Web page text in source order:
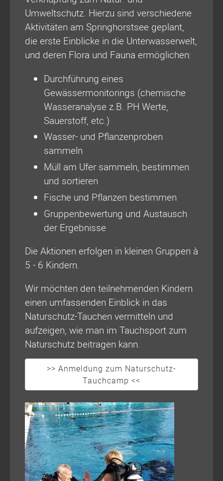
Umweltschutz. Hierzu sind verschiedene
Aktivitäten am Springhorstsee geplant,
die erste Einblicke in die Unterwasserwelt,
und deren Flora und Fauna ermöglichen:
Durchführung eines
Gewässermonitorings (chemische
Wasseranalyse z.B. PH Werte,
Sauerstoff, etc.)
Wasser- und Pflanzenproben
sammeln
Müll am Ufer sammeln, bestimmen
und sortieren
Fische und Pflanzen bestimmen
Gruppenbewertung und Austausch
der Ergebnisse
Die Aktionen erfolgen in kleinen Gruppen à
5 - 6 Kindern.
Wir möchten den teilnehmenden Kindern
einen umfassenden Einblick in das
Naturschutz-Tauchen vermitteln und
aufzeigen, wie man im Tauchsport zum
Naturschutz beitragen kann.
>> Anmeldung zum Naturschutz-
Tauchcamp <<